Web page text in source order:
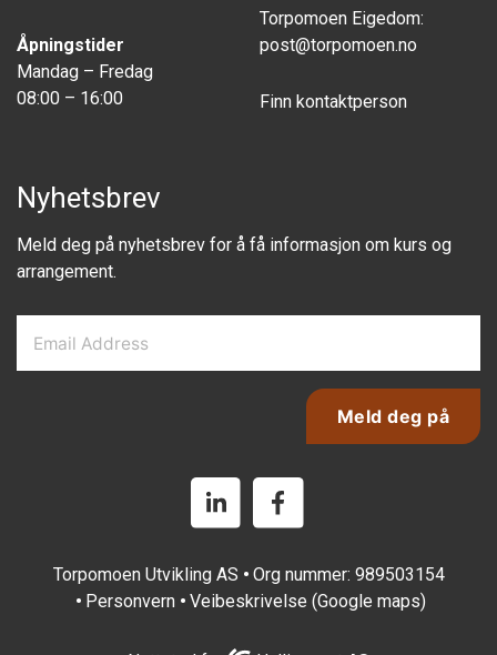
Åpningstider
Mandag – Fredag
08:00 – 16:00
Torpomoen Eigedom:
post@torpomoen.no
Finn kontaktperson
Nyhetsbrev
Meld deg på nyhetsbrev for å få informasjon om kurs og
arrangement.
Meld deg på
Torpomoen Utvikling AS
Org nummer: 989503154
Personvern
Veibeskrivelse (Google maps)